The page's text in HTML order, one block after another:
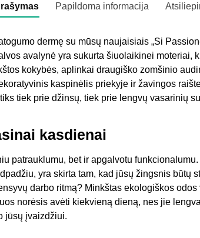
Papildoma informacija
dermę su mūsų naujaisiais „Si
avalynė yra sukurta šiuolaikinei moteriai,
kokybės, aplinkai draugiško zomšinio
kaspinėlis priekyje ir žavingos
tiek prie džinsų, tiek prie lengvų vasarinių
kasdienai
patrauklumu, bet ir apgalvotu
yra skirta tam, kad jūsų žingsnis būtų
darbo ritmą? Minkštas ekologiškos
norėsis avėti kiekvieną dieną, nes jie
jūsų įvaizdžiui.